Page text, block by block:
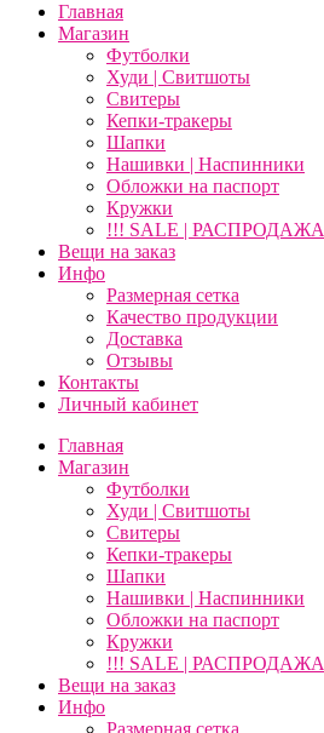
Главная
Магазин
Футболки
Худи | Свитшоты
Свитеры
Кепки-тракеры
Шапки
Нашивки | Наспинники
Обложки на паспорт
Кружки
!!! SALE | РАСПРОДАЖА
Вещи на заказ
Инфо
Размерная сетка
Качество продукции
Доставка
Отзывы
Контакты
Личный кабинет
Главная
Магазин
Футболки
Худи | Свитшоты
Свитеры
Кепки-тракеры
Шапки
Нашивки | Наспинники
Обложки на паспорт
Кружки
!!! SALE | РАСПРОДАЖА
Вещи на заказ
Инфо
Размерная сетка